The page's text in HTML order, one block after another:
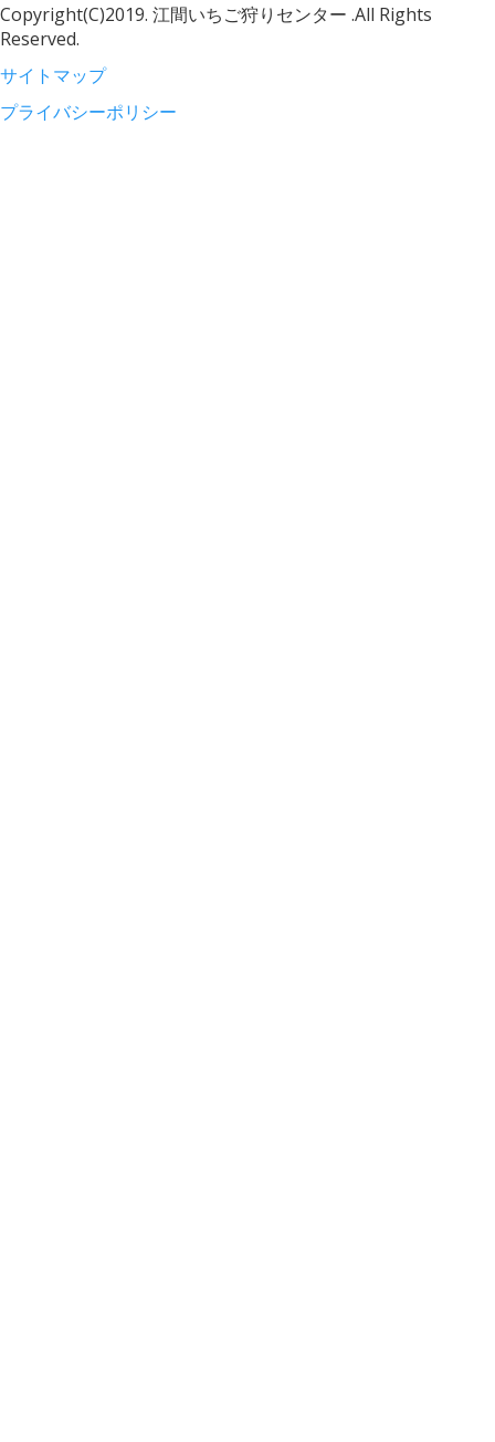
Copyright(C)2019. 江間いちご狩りセンター .All Rights
Reserved.
サイトマップ
プライバシーポリシー